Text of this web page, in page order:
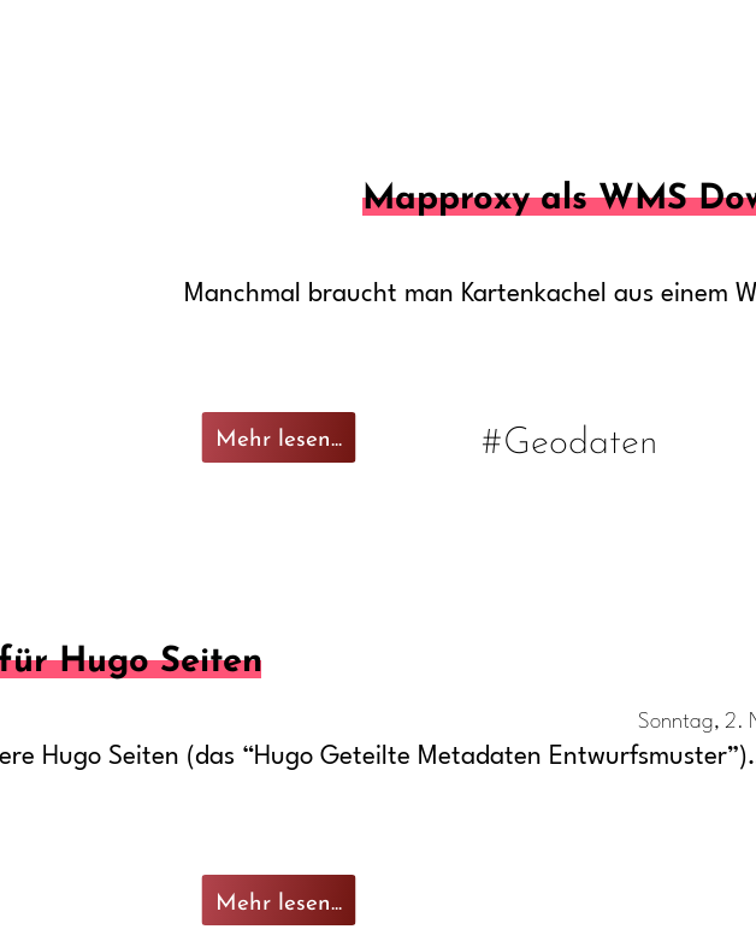
Mapproxy als WMS
Manchmal braucht man Kartenkachel aus einem
Mehr lesen... #Geodaten
Hugo Seiten
Sonntag, 2.
Hugo Seiten (das “Hugo Geteilte Metadaten
Mehr lesen...